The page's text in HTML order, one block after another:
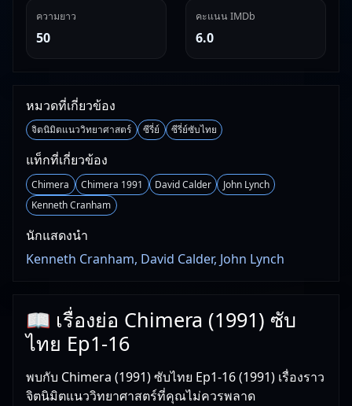
ความยาว
50
คะแนน IMDb
6.0
หมวดที่เกี่ยวข้อง
จิตนิมิตแนววิทยาศาสตร์ ซีรี่ย์ ซีรี่ย์ซับไทย
แท็กที่เกี่ยวข้อง
Chimera Chimera 1991 David Calder
John Lynch
Kenneth Cranham
นักแสดงนำ
Kenneth Cranham, David Calder, John Lynch
📖 เรื่องย่อ Chimera (1991) ซับ
ไทย Ep1-16
พบกับ Chimera (1991) ซับไทย Ep1-16 (1991) เรื่องราว
จิตนิมิตแนววิทยาศาสตร์ที่คุณไม่ควรพลาด